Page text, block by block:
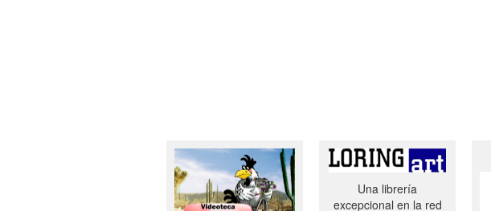
Una librería
excepcional en la red